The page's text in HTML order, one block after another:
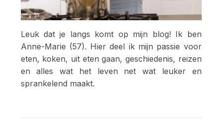
Leuk dat je langs komt op mijn blog! Ik ben
Anne-Marie (57). Hier deel ik mijn passie voor
eten, koken, uit eten gaan, geschiedenis, reizen
en alles wat het leven net wat leuker en
sprankelend maakt.